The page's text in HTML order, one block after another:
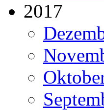
2017